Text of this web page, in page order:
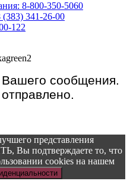
8-800-350-5060
341-26-00
122
Вашего сообщения.
представления
Вы подтверждаете то, что
cookies на нашем